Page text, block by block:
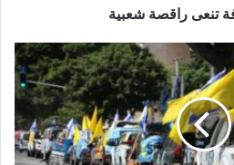
تنعى راقصة شعبية